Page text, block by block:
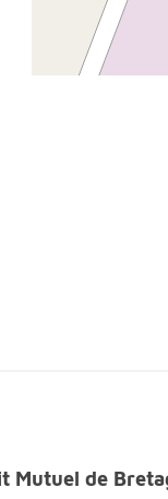
sur rendez-
de